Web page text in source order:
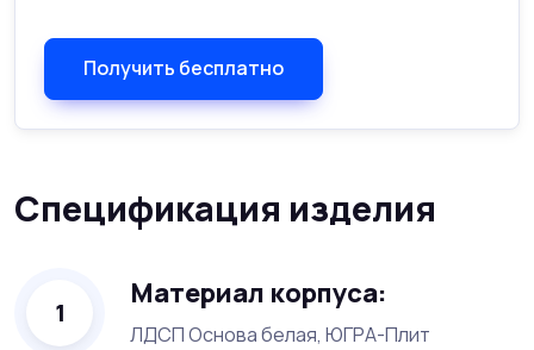
Получить бесплатно
Спецификация изделия
1
Материал корпуса:
ЛДСП Основа белая, ЮГРА-Плит